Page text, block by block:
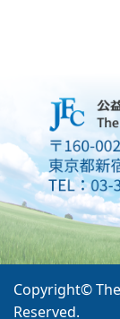
Copyright©
Reserved.